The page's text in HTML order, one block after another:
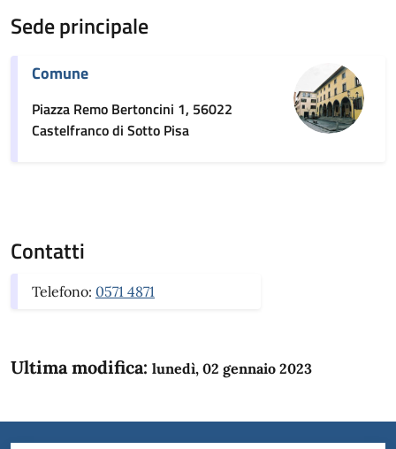
Sede principale
Comune
Piazza Remo Bertoncini 1, 56022
Castelfranco di Sotto Pisa
Contatti
Telefono: 0571 4871
Ultima modifica: lunedì, 02 gennaio 2023